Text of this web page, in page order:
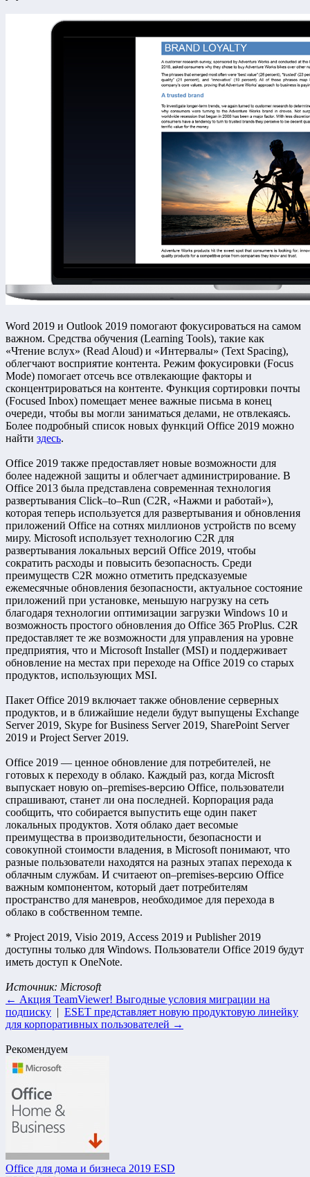
Word 2019 и Outlook 2019 помогают фокусироваться на самом
важном. Средства обучения (Learning Tools), такие как
«Чтение вслух» (Read Aloud) и «Интервалы» (Text Spacing),
облегчают восприятие контента. Режим фокусировки (Focus
Mode) помогает отсечь все отвлекающие факторы и
сконцентрироваться на контенте. Функция сортировки почты
(Focused Inbox) помещает менее важные письма в конец
очереди, чтобы вы могли заниматься делами, не отвлекаясь.
Более подробный список новых функций Office 2019 можно
найти здесь.
Office 2019 также предоставляет новые возможности для
более надежной защиты и облегчает администрирование. В
Office 2013 была представлена современная технология
развертывания Click–to–Run (C2R, «Нажми и работай»),
которая теперь используется для развертывания и обновления
приложений Office на сотнях миллионов устройств по всему
миру. Microsoft использует технологию C2R для
развертывания локальных версий Office 2019, чтобы
сократить расходы и повысить безопасность. Среди
преимуществ C2R можно отметить предсказуемые
ежемесячные обновления безопасности, актуальное состояние
приложений при установке, меньшую нагрузку на сеть
благодаря технологии оптимизации загрузки Windows 10 и
возможность простого обновления до Office 365 ProPlus. C2R
предоставляет те же возможности для управления на уровне
предприятия, что и Microsoft Installer (MSI) и поддерживает
обновление на местах при переходе на Office 2019 со старых
продуктов, использующих MSI.
Пакет Office 2019 включает также обновление серверных
продуктов, и в ближайшие недели будут выпущены Exchange
Server 2019, Skype for Business Server 2019, SharePoint Server
2019 и Project Server 2019.
Office 2019 — ценное обновление для потребителей, не
готовых к переходу в облако. Каждый раз, когда Microsft
выпускает новую on–premises-версию Office, пользователи
спрашивают, станет ли она последней. Корпорация рада
сообщить, что собирается выпустить еще один пакет
локальных продуктов. Хотя облако дает весомые
преимущества в производительности, безопасности и
совокупной стоимости владения, в Microsoft понимают, что
разные пользователи находятся на разных этапах перехода к
облачным службам. И считаеют on–premises-версию Office
важным компонентом, который дает потребителям
пространство для маневров, необходимое для перехода в
облако в собственном темпе.
* Project 2019, Visio 2019, Access 2019 и Publisher 2019
доступны только для Windows. Пользователи Office 2019 будут
иметь доступ к OneNote.
Источник: Microsoft
← Акция TeamViewer! Выгодные условия миграции на
подписку | ESET представляет новую продуктовую линейку
для корпоративных пользователей →
Рекомендуем
Office для дома и бизнеса 2019 ESD